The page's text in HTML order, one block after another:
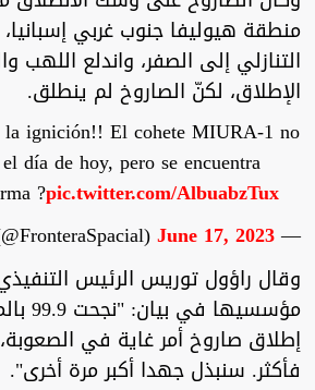
منطقة هيوليفا جنوب غربي
التنازلي إلى الصفر، واندلع اللهب
الإطلاق، لكنّ الصاروخ لم ينطلق.
la ignición!! El cohete MIURA-1 no
día de hoy, pero se encuentra
?pic.twitter.com/AlbuabzTux
— Frontera Espacial (@FronteraSpacial)
June 17, 2023
وقال راؤول توريس الرئيس
إطلاق صاروخ أمر غاية في الصعوبة،
فأكثر. سنبذل جهدا أكبر مرة أخرى".